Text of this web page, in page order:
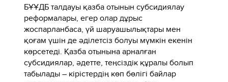
БҰҰДБ талдауы қазба отынын субсидиялау
реформалары, егер олар дұрыс
жоспарланбаса, үй шаруашылықтары мен
қоғам үшін де әділетсіз болуы мүмкін екенін
көрсетеді. Қазба отынына арналған
субсидиялар, әдетте, теңсіздік құралы болып
табылады – кірістердің көп бөлігі байлар